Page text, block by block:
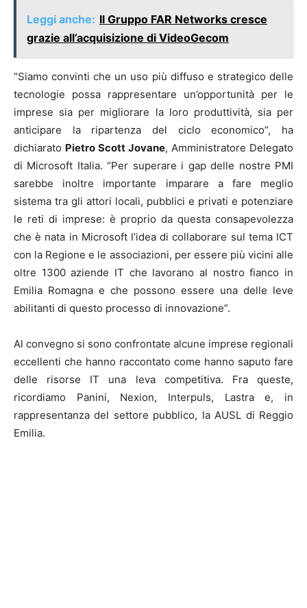
Leggi anche: Il Gruppo FAR Networks cresce
grazie all’acquisizione di VideoGecom
“Siamo convinti che un uso più diffuso e strategico delle
tecnologie possa rappresentare un’opportunità per le
imprese sia per migliorare la loro produttività, sia per
anticipare la ripartenza del ciclo economico”, ha
dichiarato Pietro Scott Jovane, Amministratore Delegato
di Microsoft Italia. “Per superare i gap delle nostre PMI
sarebbe inoltre importante imparare a fare meglio
sistema tra gli attori locali, pubblici e privati e potenziare
le reti di imprese: è proprio da questa consapevolezza
che è nata in Microsoft l’idea di collaborare sul tema ICT
con la Regione e le associazioni, per essere più vicini alle
oltre 1300 aziende IT che lavorano al nostro fianco in
Emilia Romagna e che possono essere una delle leve
abilitanti di questo processo di innovazione”.
Al convegno si sono confrontate alcune imprese regionali
eccellenti che hanno raccontato come hanno saputo fare
delle risorse IT una leva competitiva. Fra queste,
ricordiamo Panini, Nexion, Interpuls, Lastra e, in
rappresentanza del settore pubblico, la AUSL di Reggio
Emilia.